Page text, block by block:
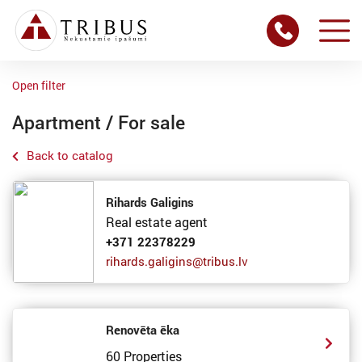
Open filter
Apartment / For sale
Back to catalog
Rihards Galigins
Real estate agent
+371 22378229
rihards.galigins@tribus.lv
Renovēta ēka
60 Properties